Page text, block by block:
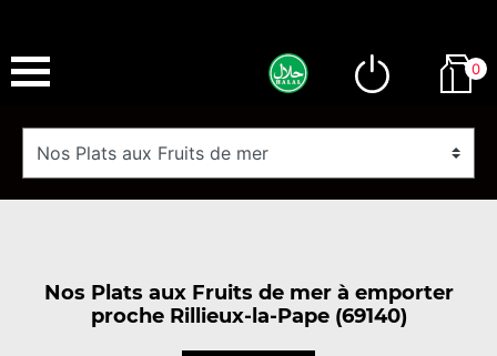
0
Nos Plats aux Fruits de mer à emporter
proche Rillieux-la-Pape (69140)